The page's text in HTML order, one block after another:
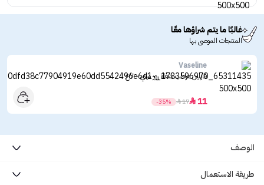
غالبًا ما يتم شراؤها معًا
المنتجات الموصى بها
Vaseline
فازلين مرطب شفاه روز ميني - 7غ
11

17

-35%
الوصف
طريقة الاستعمال